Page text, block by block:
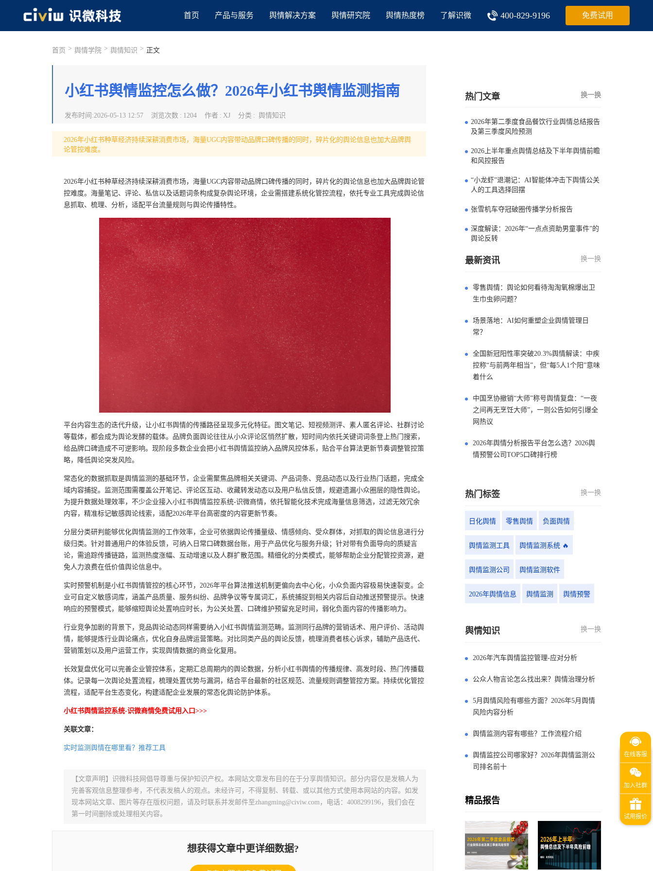
首页 产品与服务 舆情解决方案 舆情研究院 舆情热度榜 了解识微 400-829-9196 免费试用
首页 > 舆情学院 > 舆情知识 > 正文
小红书舆情监控怎么做？2026年小红书舆情监测指南
发布时间 :2026-05-13 12:57 浏览次数 : 1204 作者 : XJ 分类 : 舆情知识
2026年小红书种草经济持续深耕消费市场，海量UGC内容带动品牌口碑传播的同时，碎片化的舆论信息也加大品牌舆
论管控难度。
2026年小红书种草经济持续深耕消费市场，海量UGC内容带动品牌口碑传播的同时，碎片化的舆论信息也加大品牌舆论管
控难度。海量笔记、评论、私信以及话题词条构成复杂舆论环境，企业需搭建系统化管控流程，依托专业工具完成舆论信
息抓取、梳理、分析，适配平台流量规则与舆论传播特性。
平台内容生态的迭代升级，让小红书舆情的传播路径呈现多元化特征。图文笔记、短视频测评、素人匿名评论、社群讨论
等载体，都会成为舆论发酵的载体。品牌负面舆论往往从小众评论区悄然扩散，短时间内依托关键词词条登上热门搜索，
给品牌口碑造成不可逆影响。现阶段多数企业会把小红书舆情监控纳入品牌风控体系，贴合平台算法更新节奏调整管控策
略，降低舆论突发风险。
常态化的数据抓取是舆情监测的基础环节，企业需聚焦品牌相关关键词、产品词条、竞品动态以及行业热门话题，完成全
域内容捕捉。监测范围需覆盖公开笔记、评论区互动、收藏转发动态以及用户私信反馈，规避遗漏小众圈层的隐性舆论。
为提升数据处理效率，不少企业接入小红书舆情监控系统-识微商情，依托智能化技术完成海量信息筛选，过滤无效冗余
内容，精准标记敏感舆论线索，适配2026年平台高密度的内容更新节奏。
分层分类研判能够优化舆情监测的工作效率，企业可依据舆论传播量级、情感倾向、受众群体，对抓取的舆论信息进行分
级归类。针对普通用户的体验反馈，可纳入日常口碑数据台账，用于产品优化与服务升级；针对带有负面导向的质疑言
论，需追踪传播链路，监测热度涨幅、互动增速以及人群扩散范围。精细化的分类模式，能够帮助企业分配管控资源，避
免人力浪费在低价值舆论信息中。
实时预警机制是小红书舆情管控的核心环节，2026年平台算法推送机制更偏向去中心化，小众负面内容极易快速裂变。企
业可自定义敏感词库，涵盖产品质量、服务纠纷、品牌争议等专属词汇，系统捕捉到相关内容后自动推送预警提示。快速
响应的预警模式，能够缩短舆论处置响应时长，为公关处置、口碑维护预留充足时间，弱化负面内容的传播影响力。
行业竞争加剧的背景下，竞品舆论动态同样需要纳入小红书舆情监测范畴。监测同行品牌的营销话术、用户评价、活动舆
情，能够提炼行业舆论痛点，优化自身品牌运营策略。对比同类产品的舆论反馈，梳理消费者核心诉求，辅助产品迭代、
营销策划以及用户运营工作，实现舆情数据的商业化复用。
长效复盘优化可以完善企业管控体系，定期汇总周期内的舆论数据，分析小红书舆情的传播规律、高发时段、热门传播载
体。记录每一次舆论处置流程，梳理处置优势与漏洞，结合平台最新的社区规范、流量规则调整管控方案。持续优化管控
流程，适配平台生态变化，构建适配企业发展的常态化舆论防护体系。
小红书舆情监控系统-识微商情免费试用入口>>>
关联文章：
实时监测舆情在哪里看？推荐工具
【文章声明】识微科技网倡导尊重与保护知识产权。本网站文章发布目的在于分享舆情知识。部分内容仅是发稿人为
完善客观信息整理参考，不代表发稿人的观点。未经许可，不得复制、转载、或以其他方式使用本网站的内容。如发
现本网站文章、图片等存在版权问题，请及时联系并发邮件至zhangming@civiw.com，电话：4008299196，我们会在
第一时间删除或处理相关内容。
想获得文章中更详细数据?
热门文章 换一换
2026年第二季度食品餐饮行业舆情总结报告
及第三季度风险预测
2026上半年重点舆情总结及下半年舆情前瞻
和风控报告
“小龙虾”退潮记：AI智能体冲击下舆情公关
人的工具选择回摆
张雪机车夺冠破圈传播学分析报告
深度解读：2026年“一点点资助男童事件”的
舆论反转
最新资讯 换一换
零售舆情：舆论如何看待淘淘氧棉爆出卫
生巾虫卵问题？
场景落地：AI如何重塑企业舆情管理日
常？
全国新冠阳性率突破20.3%舆情解读：中疾
控称“与前两年相当”，但“每5人1个阳”意味
着什么
中国烹协撤销“大师”称号舆情复盘：“一夜
之间再无烹饪大师”，一则公告如何引爆全
网热议
2026年舆情分析报告平台怎么选？2026舆
情预警公司TOP5口碑排行榜
热门标签 换一换
日化舆情 零售舆情 负面舆情
舆情监测工具 舆情监测系统 🔥
舆情监测公司 舆情监测软件
2026年舆情信息 舆情监测 舆情预警
舆情知识 换一换
2026年汽车舆情监控管理-应对分析
公众人物言论怎么找出来？舆情治理分析
5月舆情风险有哪些方面？2026年5月舆情
风险内容分析
舆情监测内容有哪些？工作流程介绍
舆情监控公司哪家好？2026年舆情监测公
司排名前十
精品报告